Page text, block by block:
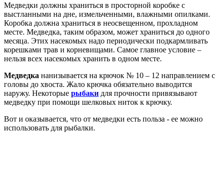
Медведки должны храниться в просторной коробке с
выстланными на дне, измельченными, влажными опилками.
Коробка должна храниться в неосвещенном, прохладном
месте. Медведка, таким образом, может храниться до одного
месяца. Этих насекомых надо периодически подкармливать
корешками трав и корневищами. Самое главное условие –
нельзя всех насекомых хранить в одном месте.
Медведка нанизывается на крючок № 10 – 12 направлением с
головы до хвоста. Жало крючка обязательно выводится
наружу. Некоторые рыбаки для прочности привязывают
медведку при помощи шелковых ниток к крючку.
Вот и оказывается, что от медведки есть польза - ее можно
использовать для рыбалки.